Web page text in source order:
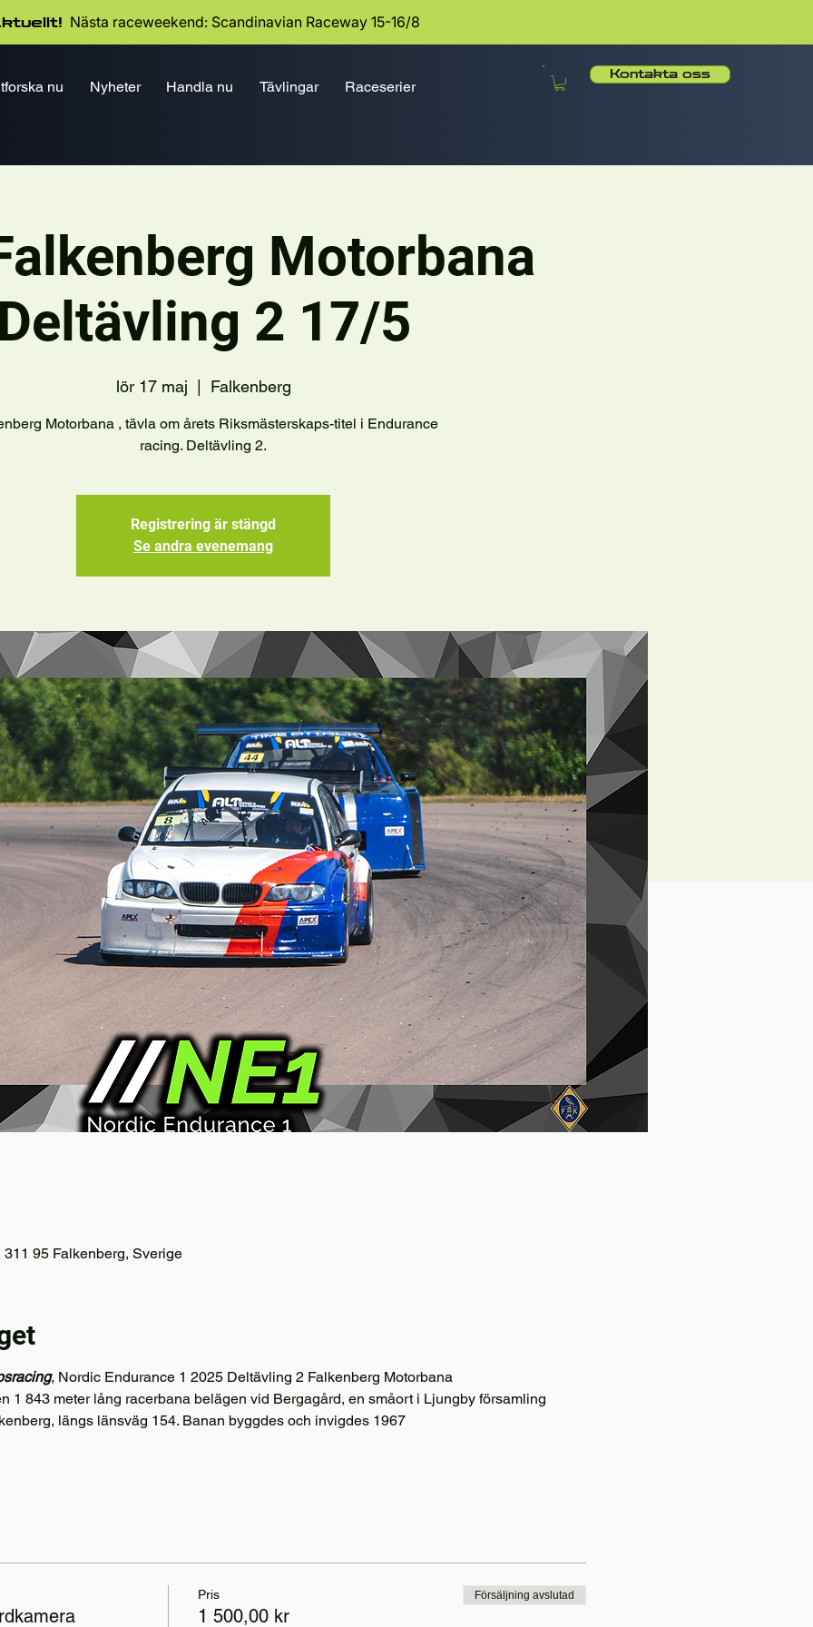
Nästa raceweekend: Scandinavian Raceway 15-16/8
nu Nyheter Handla nu Tävlingar Raceserier
Kontakta oss
Motorbana
2 17/5
lör 17 maj
  |
Falkenberg
Motorbana , tävla om årets Riksmästerskaps-titel i Endurance
racing. Deltävling 2.
Registrering är stängd
Se andra evenemang
95 Falkenberg, Sverige
, Nordic Endurance 1 2025 Deltävling 2 Falkenberg Motorbana
1 843 meter lång racerbana belägen vid Bergagård, en småort i Ljungby församling
längs länsväg 154. Banan byggdes och invigdes 1967
Pris
1 500,00 kr
Försäljning avslutad